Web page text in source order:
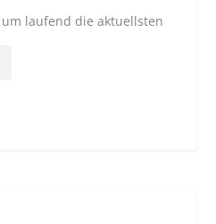
laufend die aktuellsten